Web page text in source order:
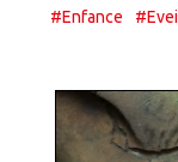
#Enfance